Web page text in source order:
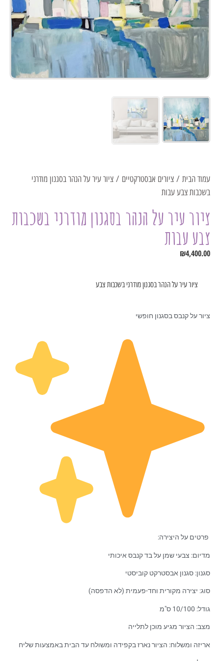
עמוד הבית / ציורים אבסטרקטיים / ציור עיר על הנהר בסגנון מודרני
בשכבות צבע עבות
ציור עיר על הנהר בסגנון מודרני בשכבות
צבע עבות
₪4,400.00
ציור עיר על הנהר בסגנון מודרני בשכבות צבע
ציור על קנבס בסגנון חופשי
פרטים על היצירה:
מדיום: צבעי שמן על בד קנבס איכותי
סגנון: סגנון אבסטרקט קוביסטי
סוג: יצירה מקורית וחד-פעמית (לא הדפסה)
גודל: 10/100 ס"מ
מצב: הציור מגיע מוכן לתלייה
אריזה ומשלוח: הציור נארז בקפידה ומשולח עד הבית באמצעות שליח